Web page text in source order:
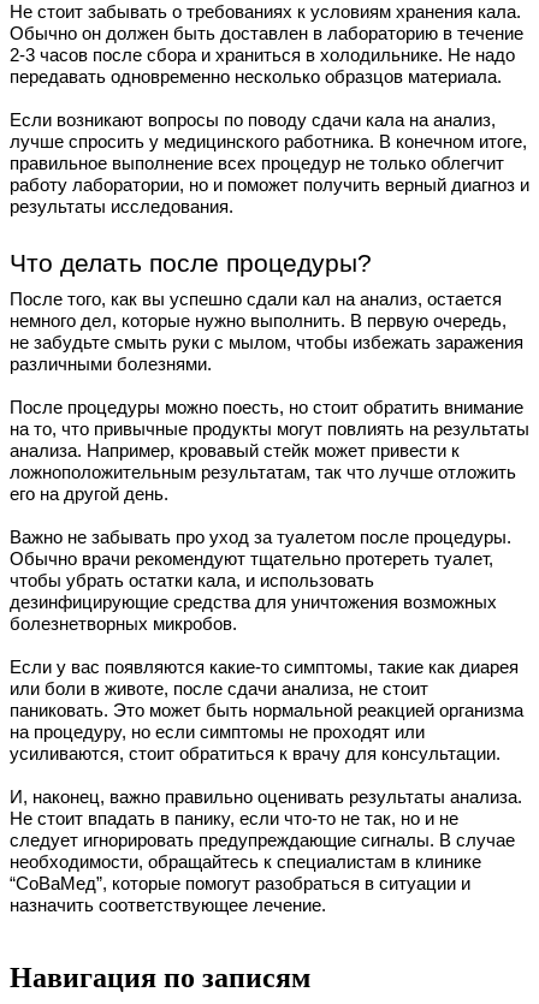
Не стоит забывать о требованиях к условиям хранения кала.
Обычно он должен быть доставлен в лабораторию в течение
2-3 часов после сбора и храниться в холодильнике. Не надо
передавать одновременно несколько образцов материала.
Если возникают вопросы по поводу сдачи кала на анализ,
лучше спросить у медицинского работника. В конечном итоге,
правильное выполнение всех процедур не только облегчит
работу лаборатории, но и поможет получить верный диагноз и
результаты исследования.
Что делать после процедуры?
После того, как вы успешно сдали кал на анализ, остается
немного дел, которые нужно выполнить. В первую очередь,
не забудьте смыть руки с мылом, чтобы избежать заражения
различными болезнями.
После процедуры можно поесть, но стоит обратить внимание
на то, что привычные продукты могут повлиять на результаты
анализа. Например, кровавый стейк может привести к
ложноположительным результатам, так что лучше отложить
его на другой день.
Важно не забывать про уход за туалетом после процедуры.
Обычно врачи рекомендуют тщательно протереть туалет,
чтобы убрать остатки кала, и использовать
дезинфицирующие средства для уничтожения возможных
болезнетворных микробов.
Если у вас появляются какие-то симптомы, такие как диарея
или боли в животе, после сдачи анализа, не стоит
паниковать. Это может быть нормальной реакцией организма
на процедуру, но если симптомы не проходят или
усиливаются, стоит обратиться к врачу для консультации.
И, наконец, важно правильно оценивать результаты анализа.
Не стоит впадать в панику, если что-то не так, но и не
следует игнорировать предупреждающие сигналы. В случае
необходимости, обращайтесь к специалистам в клинике
“СоВаМед”, которые помогут разобраться в ситуации и
назначить соответствующее лечение.
Навигация по записям